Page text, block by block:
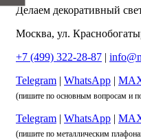
Делаем декоративный
Москва, ул.
+7 (499) 322-28-87 |
Telegram | WhatsApp |
(пишите по основным вопросам и
Telegram | WhatsApp |
(пишите по металлическим